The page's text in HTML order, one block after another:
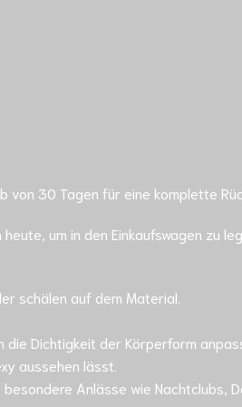
von 30 Tagen für eine komplette
um in den Einkaufswagen zu
schälen auf dem Material.
die Dichtigkeit der Körperform
aussehen lässt.
Anlässe wie Nachtclubs,